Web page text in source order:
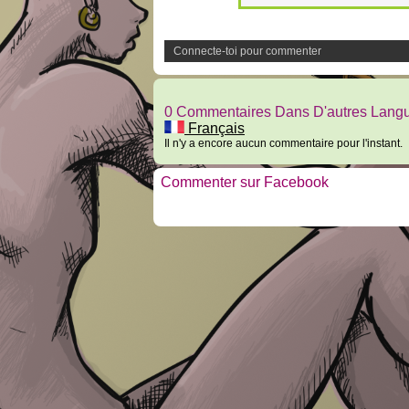
Connecte-toi pour commenter
0 Commentaires Dans D'autres
Français
Il n'y a encore aucun commentaire pour l'instant.
Commenter sur Facebook